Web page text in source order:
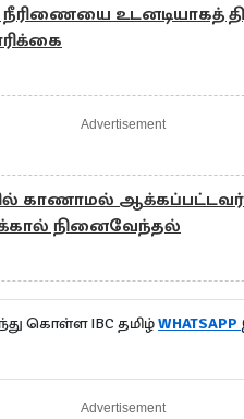
உடனடியாகத்
Advertisement
காணாமல்
நினைவேந்தல்
கொள்ள IBC தமிழ்WHATSAPP
Advertisement